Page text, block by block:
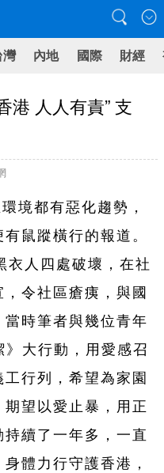
灣 內地 國際 財經
港 人人有責” 支
境都有惡化趨勢，
鼠蹤橫行的報道。
衣人四處破壞，在社
令社區瘡痍，與國
時筆者與幾位青年
大行動，用愛感召
行列，希望為家園
望以愛止暴，用正
續了一年多，一直
體力行守護香港，